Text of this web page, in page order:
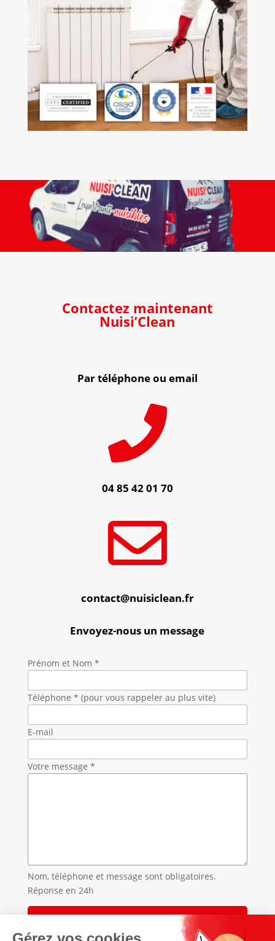
Contactez maintenant
Nuisi’Clean
Par téléphone ou email

04 85 42 01 70

contact@nuisiclean.fr
Envoyez-nous un message
Prénom et Nom *
Téléphone * (pour vous rappeler au plus vite)
E-mail
Votre message *
Nom, téléphone et message sont obligatoires.
Réponse en 24h